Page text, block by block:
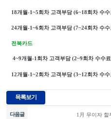
18개월-1~5회차 고객부담(6~18회차 수
24개월-1~6회차 고객부담(7~24회차 수
전북카드
4~9개월-1회차 고객부담(2~9회차 수수
12개월-1~2회차 고객부담(3~12회차 수
다음글 1月 무이자 할